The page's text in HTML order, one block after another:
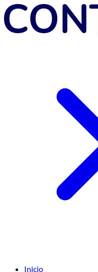
Inicio